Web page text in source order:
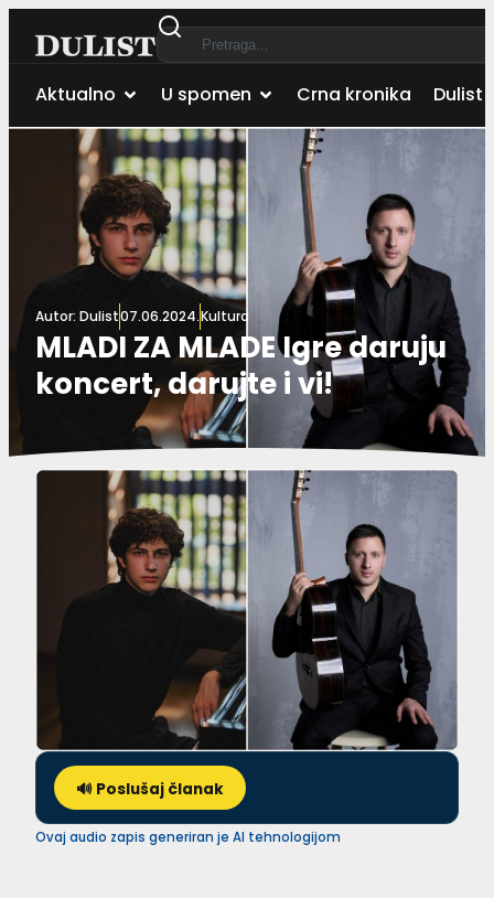
Aktualno U spomen Crna kronika Dulist
Autor: Dulist07.06.2024.Kultura
MLADI ZA MLADE Igre daruju
koncert, darujte i vi!
🔊 Poslušaj članak
Ovaj audio zapis generiran je AI tehnologijom